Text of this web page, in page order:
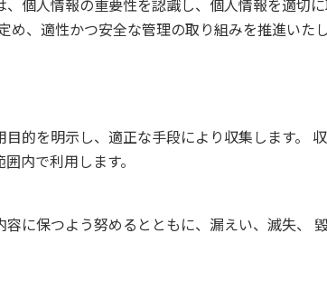
、個人情報の重要性を認識し、個人情報を適切
、適性かつ安全な管理の取り組みを推進いたし
的を明示し、適正な手段により収集します。
内で利用します。
に保つよう努めるとともに、漏えい、滅失、